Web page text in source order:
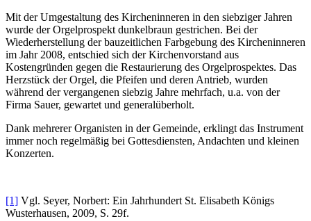
Mit der Umgestaltung des Kircheninneren in den siebziger Jahren
wurde der Orgelprospekt dunkelbraun gestrichen. Bei der
Wiederherstellung der bauzeitlichen Farbgebung des Kircheninneren
im Jahr 2008, entschied sich der Kirchenvorstand aus
Kostengründen gegen die Restaurierung des Orgelprospektes. Das
Herzstück der Orgel, die Pfeifen und deren Antrieb, wurden
während der vergangenen siebzig Jahre mehrfach, u.a. von der
Firma Sauer, gewartet und generalüberholt.
Dank mehrerer Organisten in der Gemeinde, erklingt das Instrument
immer noch regelmäßig bei Gottesdiensten, Andachten und kleinen
Konzerten.
[1] Vgl. Seyer, Norbert: Ein Jahrhundert St. Elisabeth Königs
Wusterhausen, 2009, S. 29f.